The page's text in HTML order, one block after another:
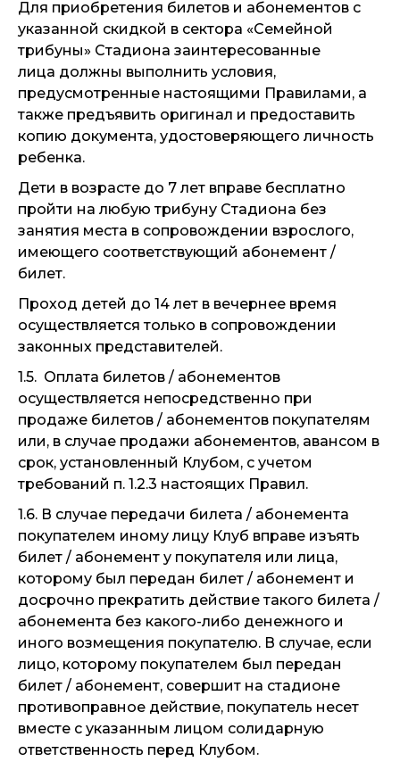
Для приобретения билетов и абонементов с
указанной скидкой в сектора «Семейной
трибуны» Стадиона заинтересованные
лица должны выполнить условия,
предусмотренные настоящими Правилами, а
также предъявить оригинал и предоставить
копию документа, удостоверяющего личность
ребенка.
Дети в возрасте до 7 лет вправе бесплатно
пройти на любую трибуну Стадиона без
занятия места в сопровождении взрослого,
имеющего соответствующий абонемент /
билет.
Проход детей до 14 лет в вечернее время
осуществляется только в сопровождении
законных представителей.
1.5. Оплата билетов / абонементов
осуществляется непосредственно при
продаже билетов / абонементов покупателям
или, в случае продажи абонементов, авансом в
срок, установленный Клубом, с учетом
требований п. 1.2.3 настоящих Правил.
1.6. В случае передачи билета / абонемента
покупателем иному лицу Клуб вправе изъять
билет / абонемент у покупателя или лица,
которому был передан билет / абонемент и
досрочно прекратить действие такого билета /
абонемента без какого-либо денежного и
иного возмещения покупателю. В случае, если
лицо, которому покупателем был передан
билет / абонемент, совершит на стадионе
противоправное действие, покупатель несет
вместе с указанным лицом солидарную
ответственность перед Клубом.